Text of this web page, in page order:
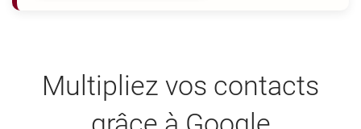
Multipliez vos contacts